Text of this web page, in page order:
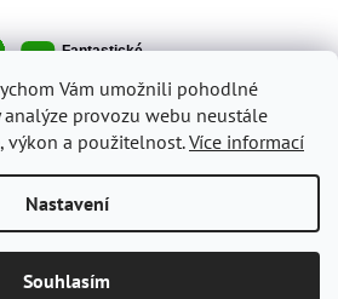
Vám umožnili pohodlné
provozu webu neustále
výkon a použitelnost.Více informací
Nastavení
Souhlasím
. Všechna práva vyhrazena.Upravit
nastavení cookies